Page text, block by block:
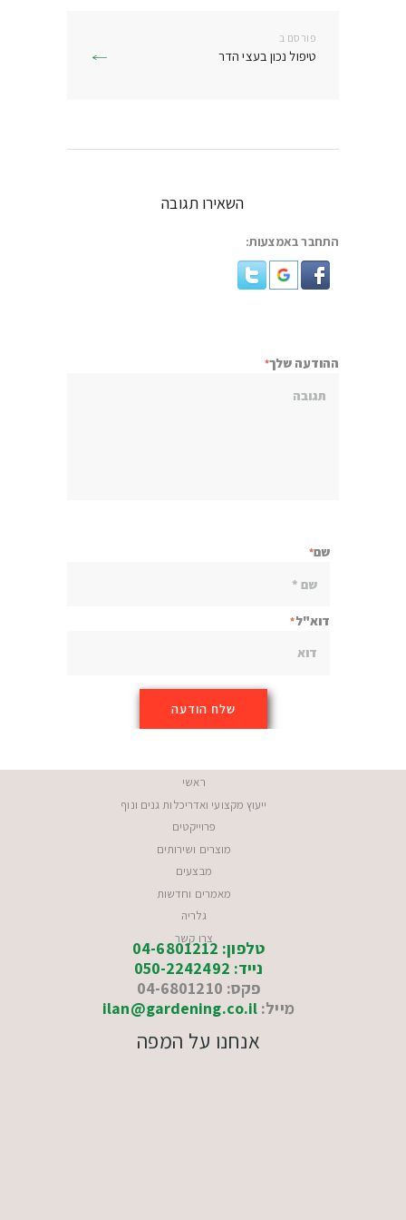
פורסם ב
בפוסט:
טיפול נכון בעצי הדר
השאירו תגובה
התחבר באמצעות:
ההודעה שלך
שם
דוא"ל
ראשי
ייעוץ מקצועי ואדריכלות גנים ונוף
פרוייקטים
מוצרים ושירותים
מבצעים
מאמרים וחדשות
גלריה
צרו קשר
טלפון: 04-6801212
נייד: 050-2242492
פקס: 04-6801210
מייל: ilan@gardening.co.il
אנחנו על המפה